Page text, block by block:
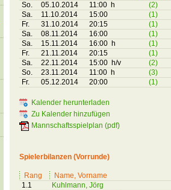
So.
05.10.2014 11:00 h
(2)
Sa.
11.10.2014 15:00
(1)
Fr.
31.10.2014 20:15
(1)
Sa.
08.11.2014 16:00
(1)
Sa.
15.11.2014 16:00 h
(1)
Fr.
21.11.2014 20:15
(1)
Sa.
22.11.2014 15:00 h/v
(2)
So.
23.11.2014 11:00 h
(3)
Fr.
05.12.2014 20:00 (1)
Kalender herunterladen
Zu Kalender hinzufügen
Mannschaftsspielplan (pdf)
Spielerbilanzen (Vorrunde)
Rang
Name, Vorname
1.1
Kuhlmann, Jörg